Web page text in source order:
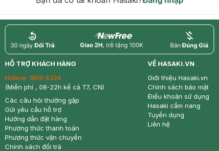
return nowfree price
HỖ TRỢ KHÁCH HÀNG
Hotline: 1800 6324
(Miễn phí , 08-22h kể cả T7, CN)
Các câu hỏi thường gặp
Gửi yêu cầu hỗ trợ
Hướng dẫn đặt hàng
Phương thức thanh toán
Phương thức vận chuyển
Chính sách đổi trả
VỀ HASAKI.VN
Giới thiệu Hasaki.vn
Chính sách bảo mật
Điều khoản sử dụng
Hasaki cẩm nang
Tuyển dụng
Liên hệ